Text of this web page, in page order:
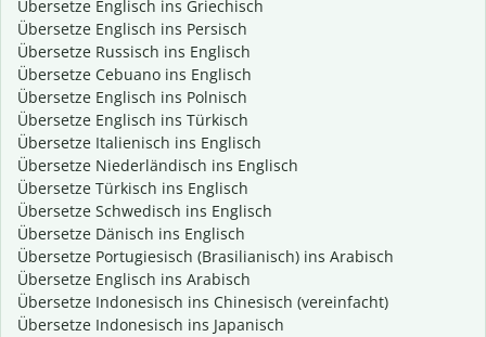
Übersetze Englisch ins Griechisch
Übersetze Englisch ins Persisch
Übersetze Russisch ins Englisch
Übersetze Cebuano ins Englisch
Übersetze Englisch ins Polnisch
Übersetze Englisch ins Türkisch
Übersetze Italienisch ins Englisch
Übersetze Niederländisch ins Englisch
Übersetze Türkisch ins Englisch
Übersetze Schwedisch ins Englisch
Übersetze Dänisch ins Englisch
Übersetze Portugiesisch (Brasilianisch) ins Arabisch
Übersetze Englisch ins Arabisch
Übersetze Indonesisch ins Chinesisch (vereinfacht)
Übersetze Indonesisch ins Japanisch